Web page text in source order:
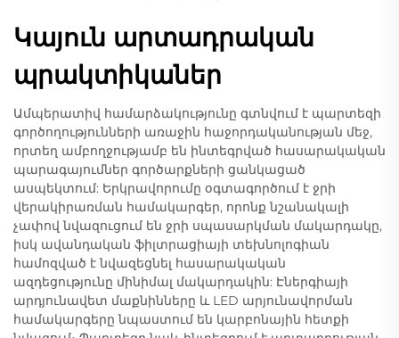
Կայուն արտադրական
պրակտիկաներ
Ամպերատիվ համարձակությունը գտնվում է պարտեզի
գործողությունների առաջին հաջորդականության մեջ,
որտեղ ամբողջությամբ են ինտեգրված հասարակական
պարագայումներ գործարքների ցանկացած
ասպեկտում: Երկրավորումը օգտագործում է ջրի
վերակիրառման համակարգեր, որոնք նշանակալի
չափով նվազուցում են ջրի սպասարկման մակարդակը,
իսկ ավանդական ֆիլտրացիայի տեխնոլոգիան
համոզված է նվազեցնել հասարակական
ազդեցությունը մինիմալ մակարդակին: Էներգիայի
արդյունավետ մաքնինները և LED արյունավորման
համակարգերը նպաստում են կարբոնային հետքի